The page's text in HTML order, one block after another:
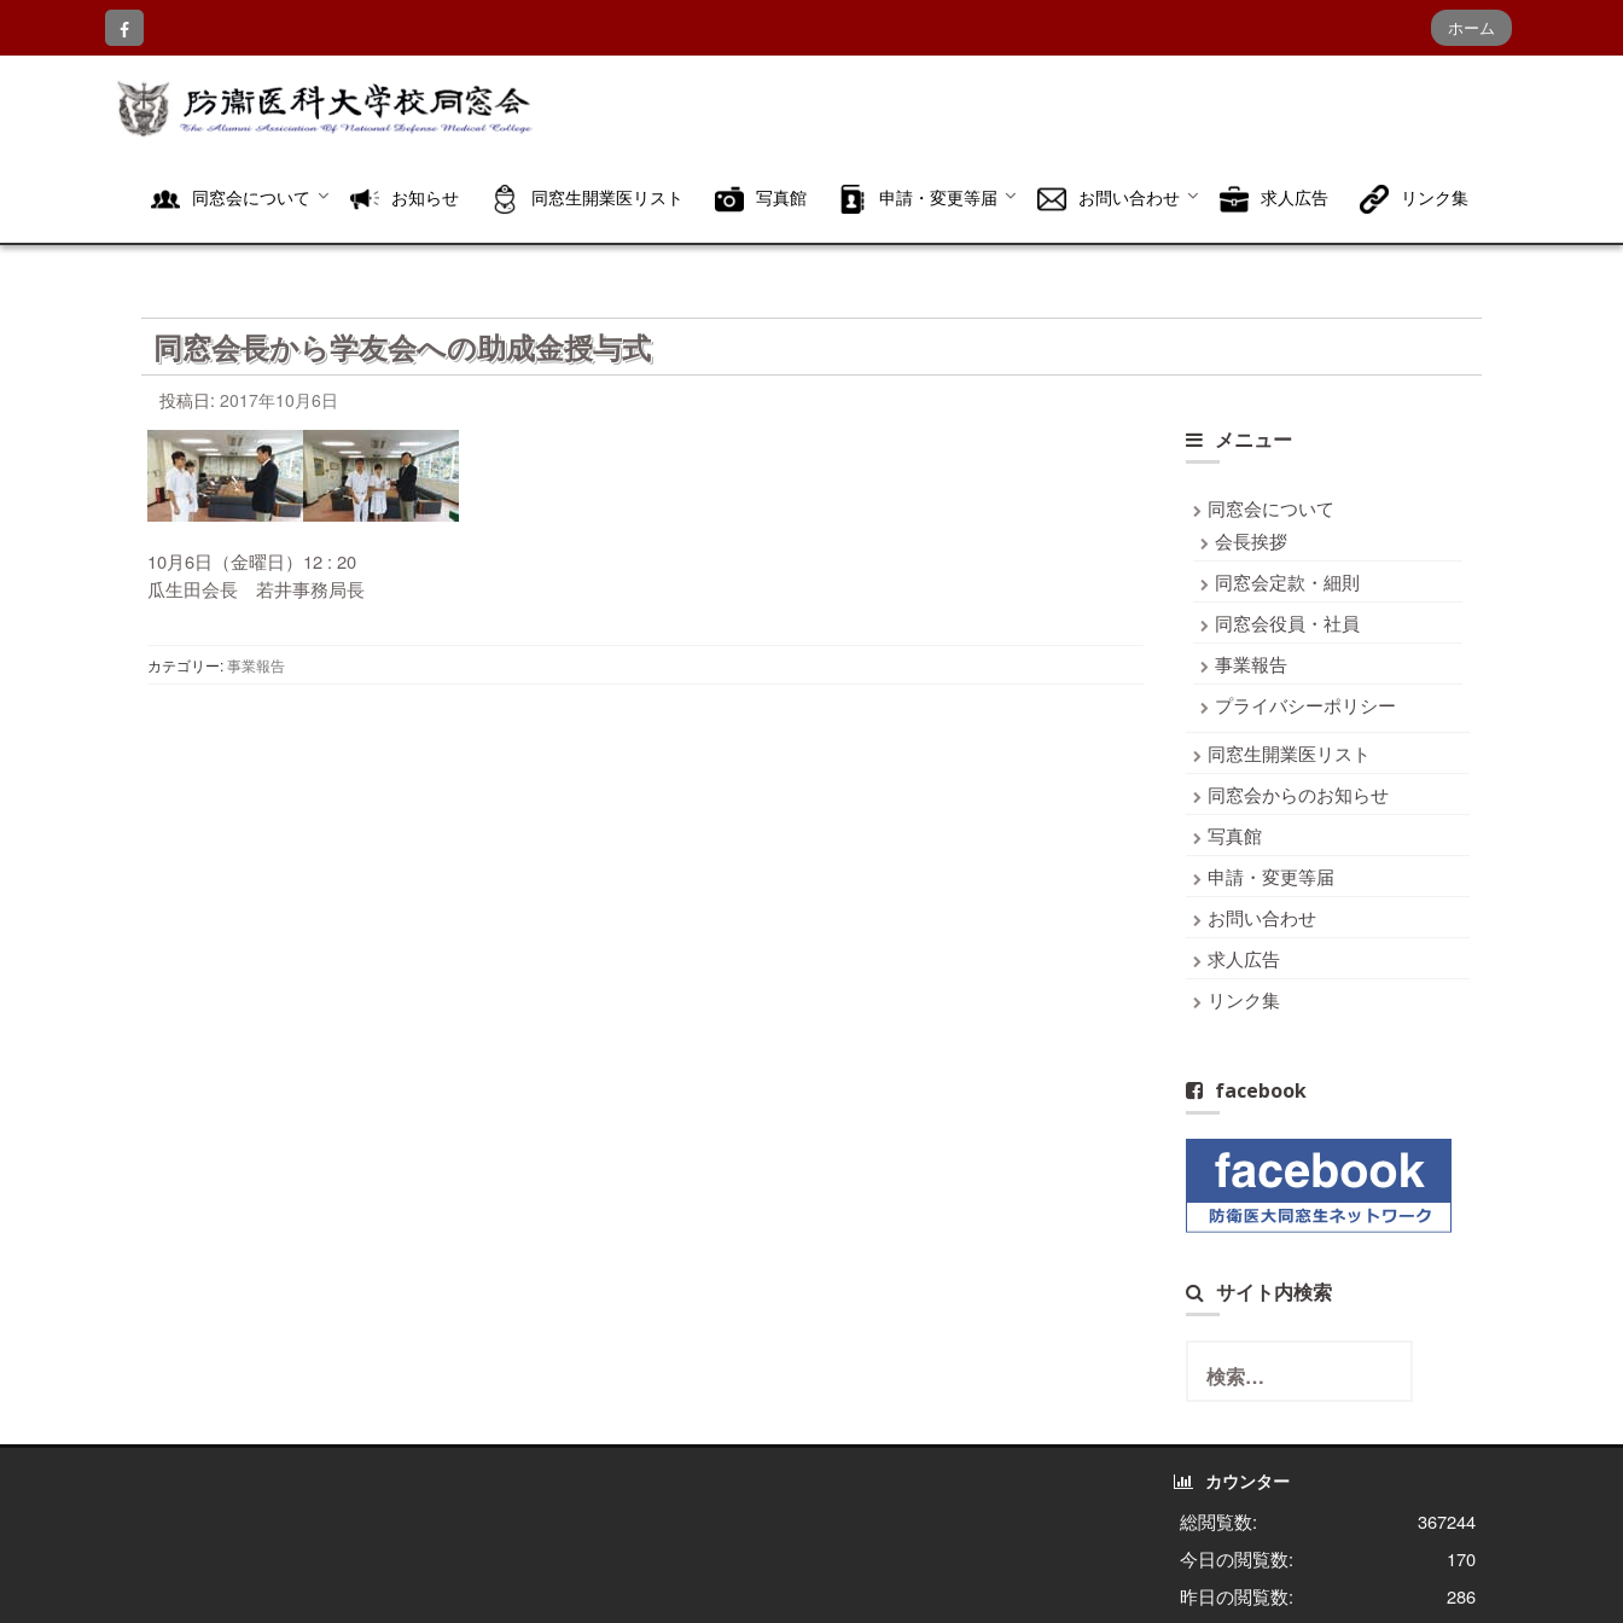
テ
ホーム
同窓会について お知らせ 同窓生開業医リスト 写真館 申請・変更等届 お問い合わせ 求人広告 リンク集
同窓会長から学友会への助成金授与式
投稿日: 2017年10月6日
10月6日（金曜日）12 : 20
瓜生田会長 若井事務局長
カテゴリー:事業報告
メニュー
同窓会について
会長挨拶
同窓会定款・細則
同窓会役員・社員
事業報告
プライバシーポリシー
同窓生開業医リスト
同窓会からのお知らせ
写真館
申請・変更等届
お問い合わせ
求人広告
リンク集
facebook
サイト内検索
カウンター
367244
総閲覧数:
170
今日の閲覧数:
286
昨日の閲覧数: